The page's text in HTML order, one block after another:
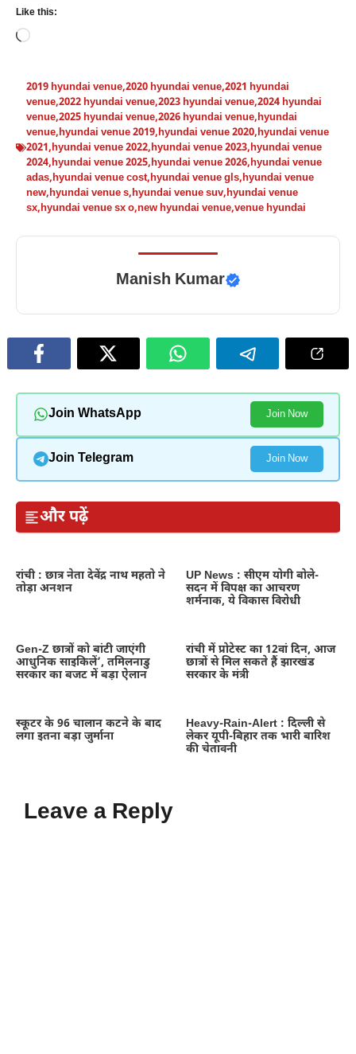
Like this:
Loading…
2019 hyundai venue,2020 hyundai venue,2021 hyundai
venue,2022 hyundai venue,2023 hyundai venue,2024 hyundai
venue,2025 hyundai venue,2026 hyundai venue,hyundai
venue,hyundai venue 2019,hyundai venue 2020,hyundai venue
2021,hyundai venue 2022,hyundai venue 2023,hyundai venue
2024,hyundai venue 2025,hyundai venue 2026,hyundai venue
adas,hyundai venue cost,hyundai venue gls,hyundai venue
new,hyundai venue s,hyundai venue suv,hyundai venue
sx,hyundai venue sx o,new hyundai venue,venue hyundai
Manish Kumar
Join WhatsApp Join Now
Join Telegram Join Now
और पढ़ें
रांची : छात्र नेता देवेंद्र नाथ महतो ने
तोड़ा अनशन
UP News : सीएम योगी बोले-
सदन में विपक्ष का आचरण
शर्मनाक, ये विकास विरोधी
Gen-Z छात्रों को बांटी जाएंगी
आधुनिक साइकिलें’, तमिलनाडु
सरकार का बजट में बड़ा ऐलान
रांची में प्रोटेस्ट का 12वां दिन, आज
छात्रों से मिल सकते हैं झारखंड
सरकार के मंत्री
स्कूटर के 96 चालान कटने के बाद
लगा इतना बड़ा जुर्माना
Heavy-Rain-Alert : दिल्ली से
लेकर यूपी-बिहार तक भारी बारिश
की चेतावनी
Leave a Reply